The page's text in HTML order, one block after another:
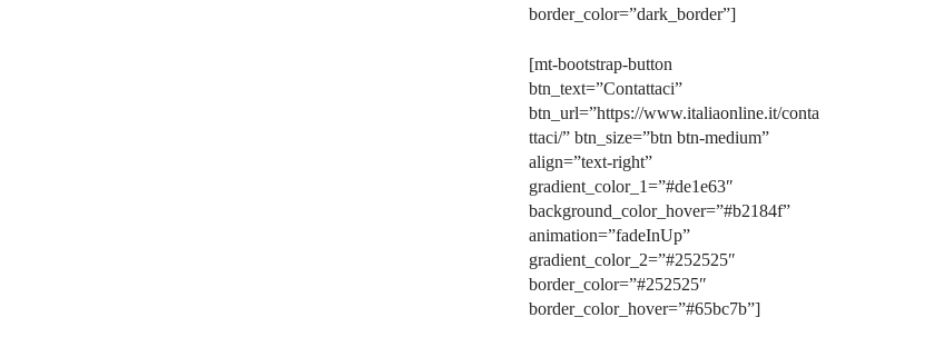
border_color=”dark_border”]
[mt-bootstrap-button
btn_text=”Contattaci”
btn_url=”https://www.italiaonline.it/conta
ttaci/” btn_size=”btn btn-medium”
align=”text-right”
gradient_color_1=”#de1e63″
background_color_hover=”#b2184f”
animation=”fadeInUp”
gradient_color_2=”#252525″
border_color=”#252525″
border_color_hover=”#65bc7b”]